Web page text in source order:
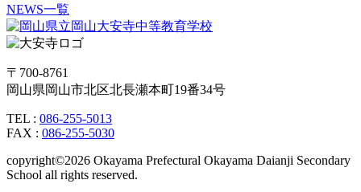
NEWS一覧
〒700-8761
岡山県岡山市北区北長瀬本町19番34号
TEL : 086-255-5013
FAX : 086-255-5030
copyright©2026 Okayama Prefectural Okayama Daianji Secondary
School all rights reserved.